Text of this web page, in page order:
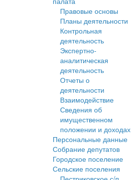
Правовые основы
Планы деятельности
Контрольная
деятельность
Экспертно-
аналитическая
деятельность
Отчеты о
деятельности
Взаимодействие
Сведения об
имущественном
положении и доходах
Персональные данные
Собрание депутатов
Городское поселение
Сельские поселения